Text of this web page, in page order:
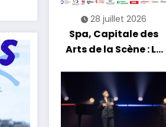
28 juillet 2026
Spa, Capitale des
Arts de la Scène : Le